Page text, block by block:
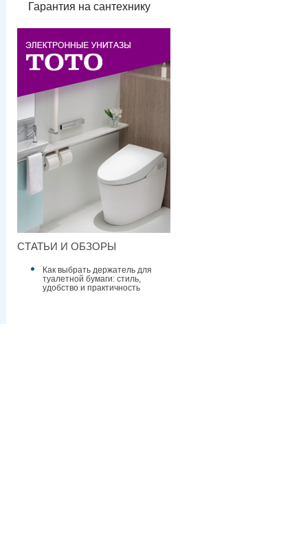
Гарантия на сантехнику
СТАТЬИ И ОБЗОРЫ
Как выбрать держатель для
туалетной бумаги: стиль,
удобство и практичность